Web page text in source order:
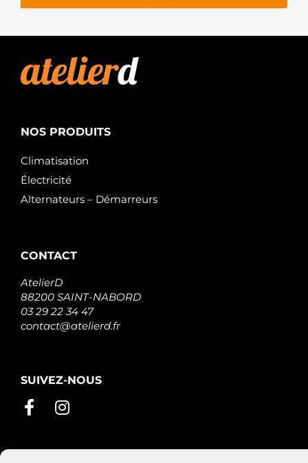
NOS PRODUITS
Climatisation
Électricité
Alternateurs – Démarreurs
CONTACT
AtelierD
88200 SAINT-NABORD
03 29 22 34 47
contact@atelierd.fr
SUIVEZ-NOUS